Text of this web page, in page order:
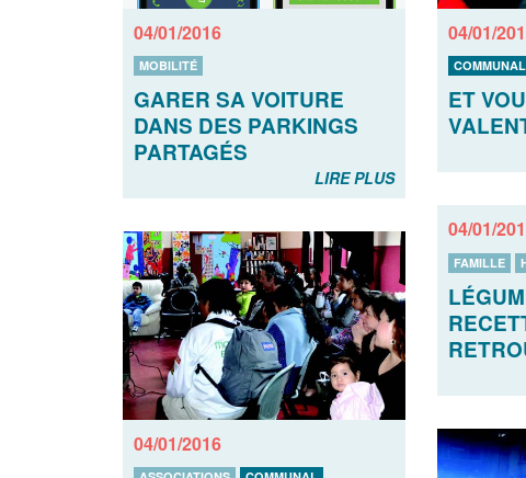
04/01/2016
MOBILITÉ
GARER SA VOITURE
DANS DES PARKINGS
PARTAGÉS
LIRE PLUS
04/01/
COMMUNAL
ET
04/01/
FAMILLE
04/01/2016